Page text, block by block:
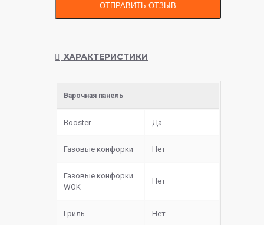
ОТПРАВИТЬ ОТЗЫВ
ХАРАКТЕРИСТИКИ
Варочная панель
Booster Да
Газовые конфорки Нет
Газовые конфорки
WOK
Нет
Гриль Нет